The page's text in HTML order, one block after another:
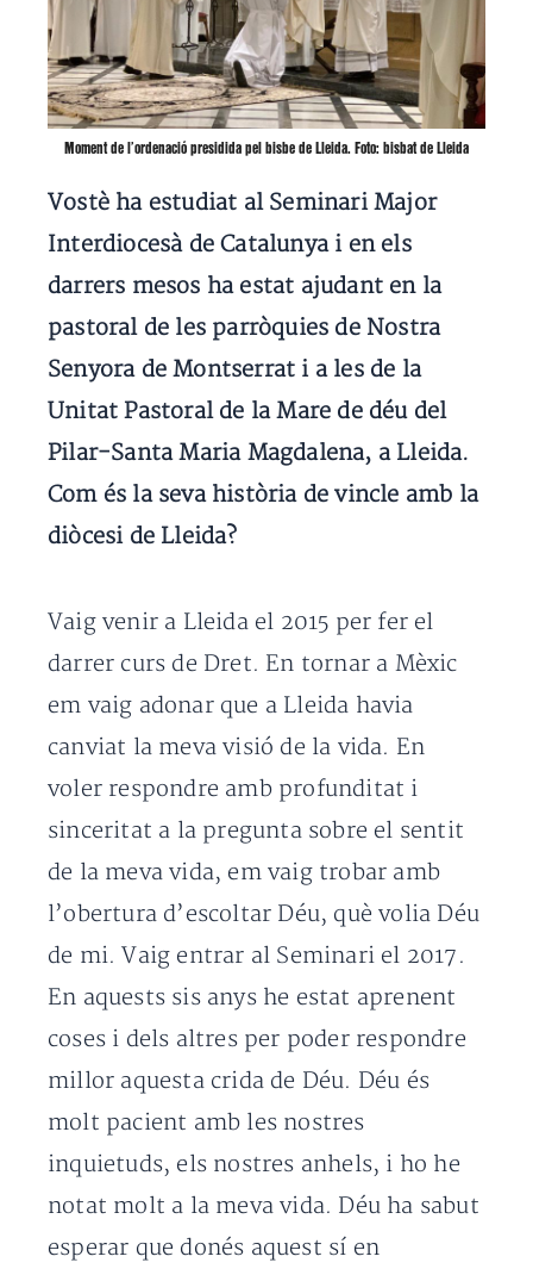
Moment de l’ordenació presidida pel bisbe de Lleida. Foto: bisbat de Lleida
Vostè ha estudiat al Seminari Major
Interdiocesà de Catalunya i en els
darrers mesos ha estat ajudant en la
pastoral de les parròquies de Nostra
Senyora de Montserrat i a les de la
Unitat Pastoral de la Mare de déu del
Pilar-Santa Maria Magdalena, a Lleida.
Com és la seva història de vincle amb la
diòcesi de Lleida?
Vaig venir a Lleida el 2015 per fer el
darrer curs de Dret. En tornar a Mèxic
em vaig adonar que a Lleida havia
canviat la meva visió de la vida. En
voler respondre amb profunditat i
sinceritat a la pregunta sobre el sentit
de la meva vida, em vaig trobar amb
l’obertura d’escoltar Déu, què volia Déu
de mi. Vaig entrar al Seminari el 2017.
En aquests sis anys he estat aprenent
coses i dels altres per poder respondre
millor aquesta crida de Déu. Déu és
molt pacient amb les nostres
inquietuds, els nostres anhels, i ho he
notat molt a la meva vida. Déu ha sabut
esperar que donés aquest sí en